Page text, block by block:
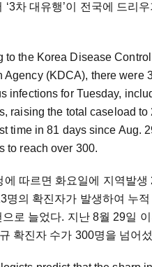
차 대유행’이 전국에 드리
to the Korea Disease Control
Agency (KDCA), there were
infections for Tuesday,
raising the total caseload to
time in 81 days since Aug.
to reach over 300.
에 따르면 화요일에 지역발생
명의 확진자가 발생하여 누
로 늘었다. 지난 8월 29일
확진자 수가 300명을 넘어